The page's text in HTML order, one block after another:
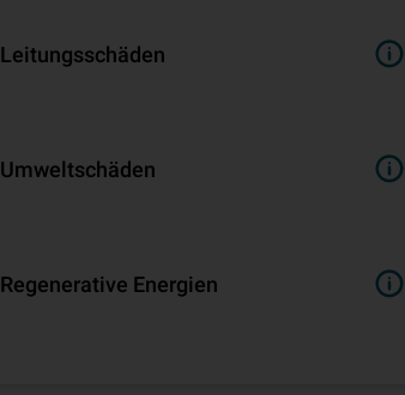
Leitungsschäden
Umweltschäden
Regenerative Energien